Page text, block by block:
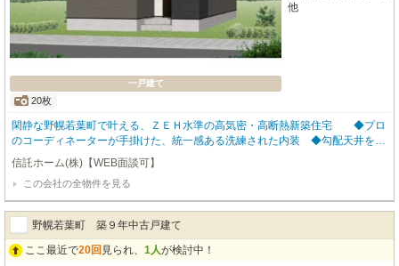
一戸建て
20枚
他
閑静な野幌若葉町で叶える、ＺＥＨ水準の高気密・高断熱新築住宅 ◆プロ
のコーディネーターが手掛けた、統一感ある洗練された内装 ◆勾配天井を採
用した、開放感あふれるリビング空間 ◆高性能トリプルガラス採用、ＺＥＨ
水準の断熱性能 ◆暖房・給湯は都市ガス仕様の省エネ「エコジョーズ」 ◆
人気の対面キッチン＋人造大理石カラーシンク採用 ◆ｔａｋａｒａ ｓｔａｎ
ｄａｒｄ製・高断熱浴槽のフルオートバス ◆宅配ボックス標準設置で、不在
時の荷物受取も安心 ◆省令準耐火構造により、火災保険料の軽減が期待でき
ます ◆全居室クローゼット付き＋２階ＷＩＣ約２．６帖の豊富な収納 ◆駐
車３台可能（※車種による）
信託ホーム(株)【WEB面談可】
この会社の全物件を見る
野幌若葉町 築９年中古戸建て
ここ最近で20回 見られ、 1人が検討中！